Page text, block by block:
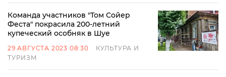
Команда участников "Том Сойер
Феста" покрасила 200-летний
купеческий особняк в Шуе
29 АВГУСТА 2023 08:30
КУЛЬТУРА И
ТУРИЗМ